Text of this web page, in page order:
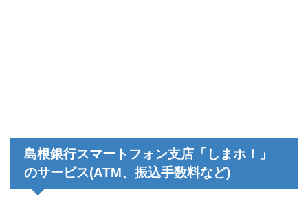
島根銀行スマートフォン支店「しまホ！」
のサービス(ATM、振込手数料など)